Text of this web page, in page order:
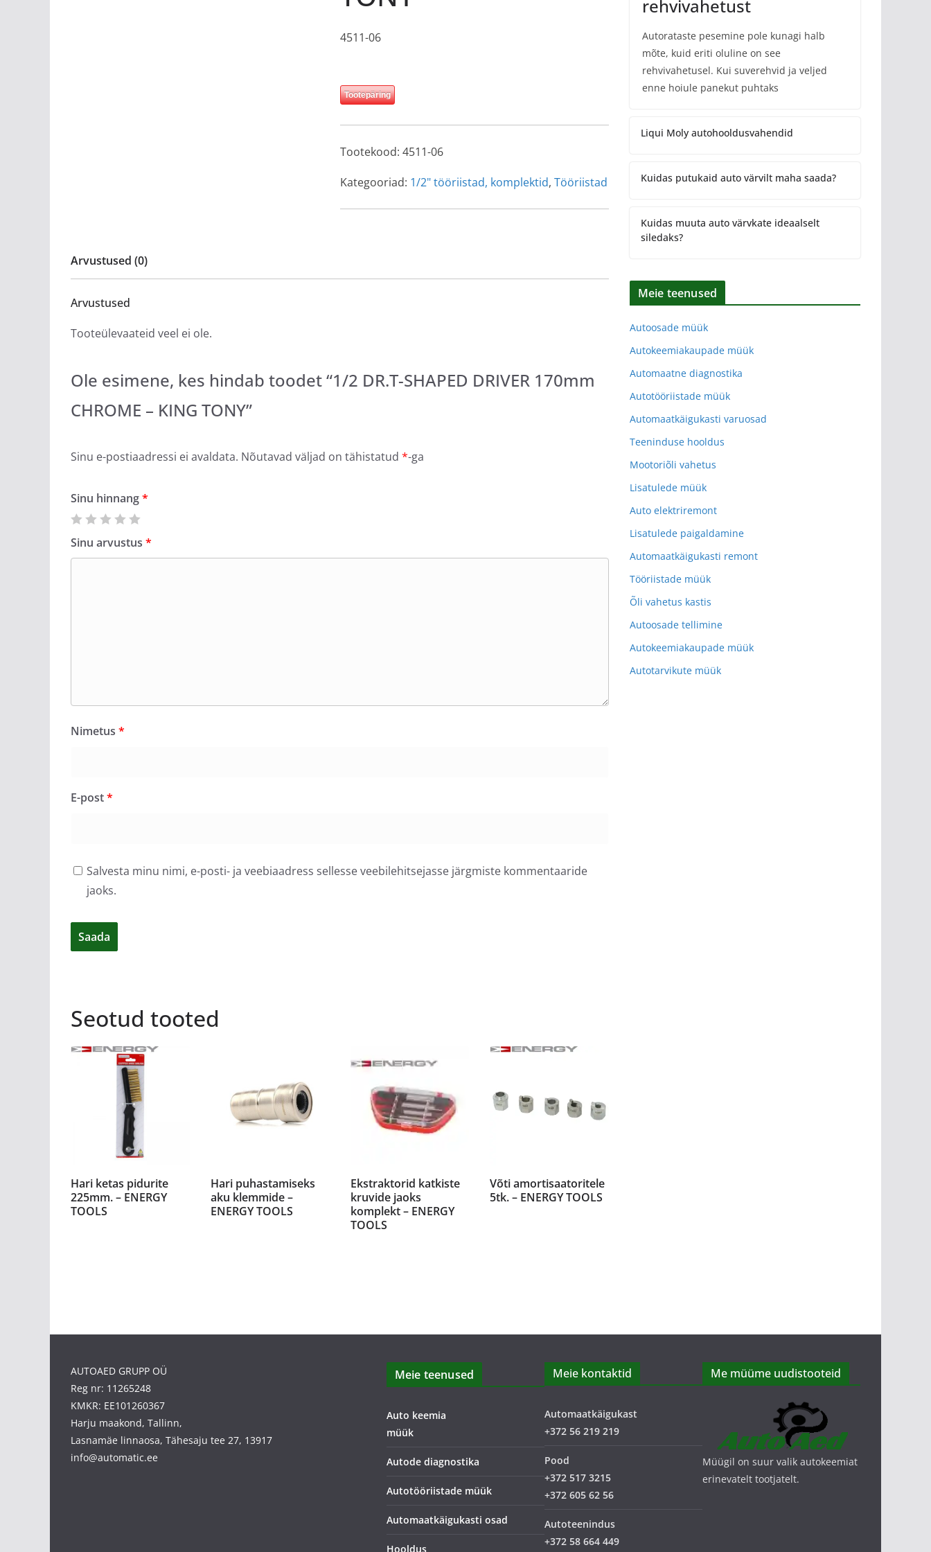
4511-06
Tootepäring
Tootekood: 4511-06
Kategooriad: 1/2" tööriistad, komplektid, Tööriistad
Arvustused (0)
Arvustused
Tooteülevaateid veel ei ole.
Ole esimene, kes hindab toodet “1/2 DR.T-SHAPED DRIVER 170mm
CHROME – KING TONY”
Sinu e-postiaadressi ei avaldata. Nõutavad väljad on tähistatud *-ga
Sinu hinnang*
Sinu arvustus *
Nimetus *
E-post*
Salvesta minu nimi, e-posti- ja veebiaadress sellesse veebilehitsejasse järgmiste kommentaaride
jaoks.
Seotud tooted
Hari ketas pidurite
225mm. – ENERGY
TOOLS
Hari puhastamiseks
aku klemmide –
ENERGY TOOLS
Ekstraktorid katkiste
kruvide jaoks
komplekt – ENERGY
TOOLS
Võti amortisaatoritele
5tk. – ENERGY TOOLS
rehvivahetust
Autorataste pesemine pole kunagi halb
mõte, kuid eriti oluline on see
rehvivahetusel. Kui suverehvid ja veljed
enne hoiule panekut puhtaks
Liqui Moly autohooldusvahendid
Kuidas putukaid auto värvilt maha saada?
Kuidas muuta auto värvkate ideaalselt
siledaks?
Meie teenused
Autoosade müük
Autokeemiakaupade müük
Automaatne diagnostika
Autotööriistade müük
Automaatkäigukasti varuosad
Teeninduse hooldus
Mootoriõli vahetus
Lisatulede müük
Auto elektriremont
Lisatulede paigaldamine
Automaatkäigukasti remont
Tööriistade müük
Õli vahetus kastis
Autoosade tellimine
Autokeemiakaupade müük
Autotarvikute müük
AUTOAED GRUPP OÜ
Reg nr: 11265248
KMKR: EE101260367
Harju maakond, Tallinn,
Lasnamäe linnaosa, Tähesaju tee 27, 13917
info@automatic.ee
Meie teenused
Auto keemia
müük
Autode diagnostika
Autotööriistade müük
Automaatkäigukasti osad
Hooldus
Meie kontaktid
Automaatkäigukast
+372 56 219 219
Pood
+372 517 3215
+372 605 62 56
Autoteenindus
+372 58 664 449
Me müüme uudistooteid
Müügil on suur valik autokeemiat
erinevatelt tootjatelt.